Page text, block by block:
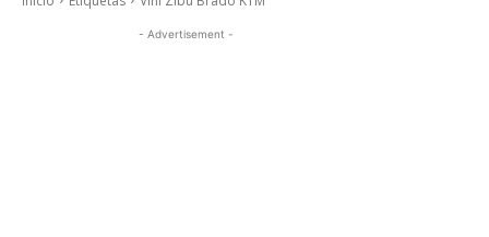
- Advertisement -